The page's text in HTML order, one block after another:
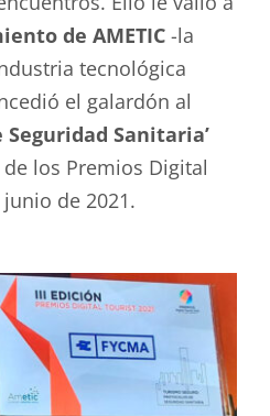
de AMETIC-la
tecnológica
el galardón al
Sanitaria’
los Premios Digital
de 2021.